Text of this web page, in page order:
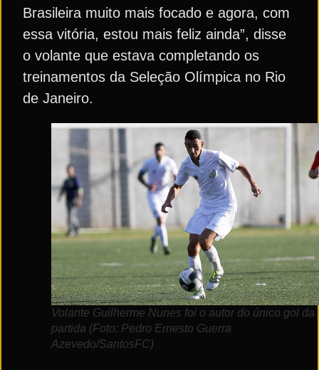
Brasileira muito mais focado e agora, com
essa vitória, estou mais feliz ainda”, disse
o volante que estava completando os
treinamentos da Seleção Olímpica no Rio
de Janeiro.
Volante Guilherme Nunes foi o autor do único gol da
partida (Foto: Pedro Ernesto Guerra
Azevedo/SantosFC)